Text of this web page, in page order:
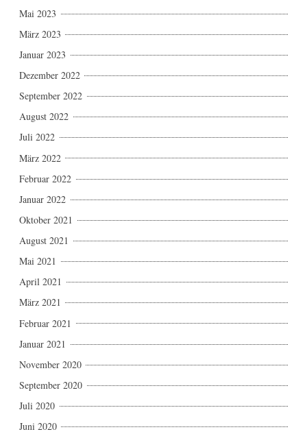
Mai 2023
März 2023
Januar 2023
Dezember 2022
September 2022
August 2022
Juli 2022
März 2022
Februar 2022
Januar 2022
Oktober 2021
August 2021
Mai 2021
April 2021
März 2021
Februar 2021
Januar 2021
November 2020
September 2020
Juli 2020
Juni 2020